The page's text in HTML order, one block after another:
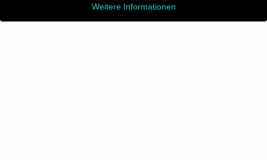
Weitere Informationen